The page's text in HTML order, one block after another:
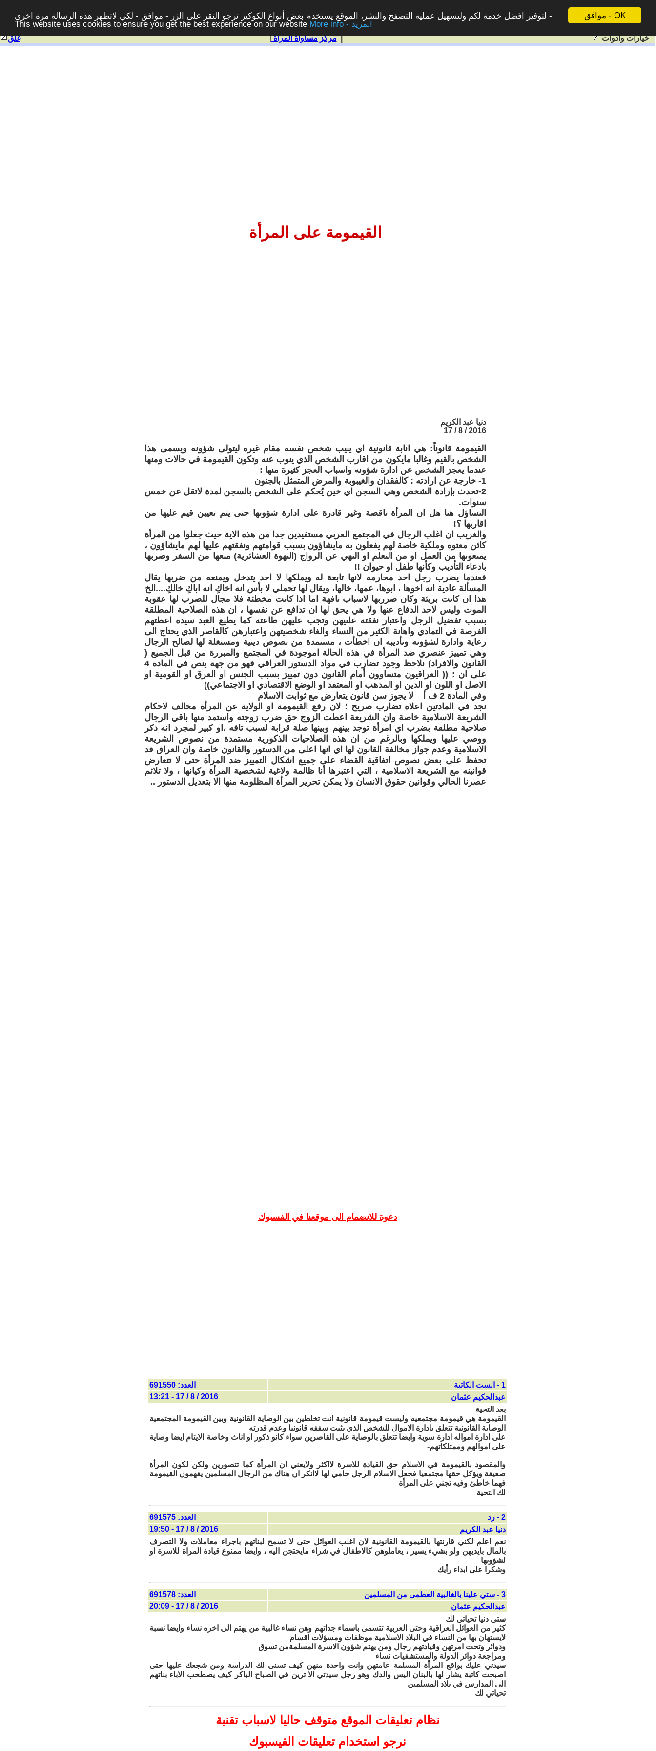
موافق - OK
لتوفير افضل خدمة لكم ولتسهيل عملية التصفح والنشر، الموقع يستخدم بعض أنواع الكوكيز نرجو النقر على الزر - موافق - لكي لاتظهر هذه الرسالة مرة اخرى -
This website uses cookies to ensure you get the best experience on our website
More info - المزيد
غلق | مركز مساواة المرأة| خيارات وادوات
القيمومة على المرأة
دنيا عبد الكريم
2016 / 8 / 17
القيمومة قانوناً: هي انابة قانونية اي ينيب شخص نفسه مقام غيره ليتولى شؤونه ويسمى هذا
الشخص بالقيم وغالبا مايكون من اقارب الشخص الذي ينوب عنه وتكون القيمومة في حالات ومنها
عندما يعجز الشخص عن ادارة شؤونه واسباب العجز كثيرة منها :
1- خارجة عن ارادته : كالفقدان والغيبوبة والمرض المتمثل بالجنون
2-تحدث بإرادة الشخص وهي السجن اي خين يُحكم على الشخص بالسجن لمدة لاتقل عن خمس
سنوات.
التساؤل هنا هل ان المرأة ناقصة وغير قادرة على ادارة شؤونها حتى يتم تعيين قيم عليها من
اقاربها ؟!
والغريب ان اغلب الرجال في المجتمع العربي مستفيدين جدا من هذه الاية حيث جعلوا من المرأة
كائن معتوه وملكية خاصة لهم يفعلون به مايشاؤون بسبب قوامتهم ونفقتهم عليها لهم مايشاؤون ،
يمنعونها من العمل او من التعلم او النهي عن الزواج (النهوة العشائرية) منعها من السفر وضربها
بادعاء التأديب وكأنها طفل او حيوان !!
فعندما يضرب رجل احد محارمه لانها تابعة له ويملكها لا احد يتدخل ويمنعه من ضربها يقال
المسألة عادية انه اخوها ، ابوها، عمها، خالها، ويقال لها تحملي لا بأس انه اخاكِ انه اباكِ خالكِ....الخ
هذا ان كانت بريئة وكان ضرربها لاسباب تافهة اما اذا كانت مخطئة فلا مجال للضرب لها عقوبة
الموت وليس لاحد الدفاع عنها ولا هي يحق لها ان تدافع عن نفسها ، ان هذه الصلاحية المطلقة
بسبب تفضيل الرجل واعتبار نفقته علىيهن وتجب عليهن طاعته كما يطيع العبد سيده اعطتهم
الفرصة في التمادي واهانة الكثير من النساء والغاء شخصيتهن واعتبارهن كالقاصر الذي يحتاج الى
رعاية وادارة لشؤونه وتأديبه ان اخطأت ، مستمدة من نصوص دينية ومستغلة لها لصالح الرجال
وهي تمييز عنصري ضد المرأة في هذه الحالة اموجودة في المجتمع والمبررة من قبل الجميع (
القانون والافراد) نلاحظ وجود تضارب في مواد الدستور العراقي فهو من جهة ينص في المادة 4
على ان : (( العراقيون متساوون أمام القانون دون تمييز بسبب الجنس او العرق او القومية او
الاصل او اللون او الدين او المذهب او المعتقد او الوضع الاقتصادي او الاجتماعي))
وفي المادة 2 ف أ _ لا يجوز سن قانون يتعارض مع ثوابت الاسلام
نجد في المادتين اعلاه تضارب صريح ؛ لان رفع القيمومة او الولاية عن المرأة مخالف لاحكام
الشريعة الاسلامية خاصة وان الشريعة اعطت الزوج حق ضرب زوجته واستمد منها باقي الرجال
صلاحية مطلقة بضرب اي امرأة توجد بينهم وبينها صلة قرابة لسبب تافه ،او كبير لمجرد انه ذكر
ووصي عليها ويملكها وبالرغم من ان هذه الصلاحيات الذكورية مستمدة من نصوص الشريعة
الاسلامية وعدم جواز مخالفة القانون لها اي انها اعلى من الدستور والقانون خاصة وان العراق قد
تحفظ على بعض نصوص اتفاقية القضاء على جميع اشكال التمييز ضد المرأة حتى لا تتعارض
قوانينه مع الشريعة الاسلامية ، التي اعتبرها أنا ظالمة ولاغية لشخصية المرأة وكيانها ، ولا تلائم
عصرنا الحالي وقوانين حقوق الانسان ولا يمكن تحرير المرأة المظلومة منها الا بتعديل الدستور ..
دعوة للانضمام الى موقعنا في الفسبوك
1 - الست الكاتبة
العدد: 691550
عبدالحكيم عثمان
2016 / 8 / 17 - 13:21
بعد التحية
القيمومة هي قيمومة مجتمعيه وليست قيمومة قانونية انت تخلطين بين الوصاية القانونية وبين القيمومة المجتمعية
الوصاية القانونية تتعلق بادارة الاموال للشخص الذي يثبت سففه قانونيا وعدم قدرته
على ادارة امواله ادارة سوية وايضا تتعلق بالوصاية على القاصرين سواء كانو ذكور او اناث وخاصة الايتام ايضا وصاية
على اموالهم وممتلكاتهم-
والمقصود بالقيمومة في الاسلام حق القيادة للاسرة لااكثر ولايعني ان المرأة كما تتصورين ولكن لكون المرأة
ضعيفة ويؤكل حقها مجتمعيا فجعل الاسلام الرجل حامي لها لاانكر ان هناك من الرجال المسلمين يفهمون القيمومة
فهما خاطئ وفيه تجني على المرأة
لك التحية
2 - رد
العدد: 691575
دنيا عبد الكريم
2016 / 8 / 17 - 19:50
نعم اعلم لكني قارنتها بالقيمومة القانونية لان اغلب العوائل حتى لا تسمح لبناتهم باجراء معاملات ولا التصرف
بالمال بايديهن ولو بشيء يسير ، يعاملوهن كالاطفال في شراء مايحتجن اليه ، وايضا ممنوع قيادة المراة للاسرة او
لشؤونها
وشكرا على ابداء رأيك
3 - ستي علينا بالغالبية العطمى من المسلمين
العدد: 691578
عبدالحكيم عثمان
2016 / 8 / 17 - 20:09
ستي دنيا تحياتي لك
كثير من العوائل العراقية وحتى العربية تتسمى باسماء جداتهم وهن نساء غالبية من يهتم الى اخره نساء وايضا نسبة
لايستهان بها من النساء في البلاد الاسلامية موظفات ومسؤلات اقسام
ودوائر وتحت امرتهن وقيادتهم رجال ومن يهتم شؤون الاسرة المسلمةمن تسوق
ومراجعة دوائر الدولة والمستشفيات نساء
سيدتي عليك بواقع المرأة المسلمة عامتهن وانت واحدة منهن كيف تسنى لك الدراسة ومن شجعك عليها حتى
اصبحت كاتبة يشار لها بالبنان اليس والدك وهو رجل سيدتي الا ترين في الصباح الباكر كيف يصطحب الاباء بناتهم
الى المدارس في بلاد المسلمين
تحياتي لك
نظام تعليقات الموقع متوقف حاليا لاسباب تقنية
نرجو استخدام تعليقات الفيسبوك